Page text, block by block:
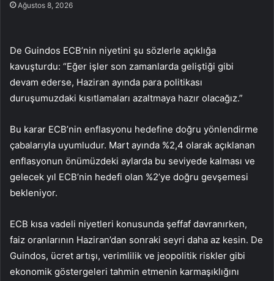
Ağustos 8, 2026
De Guindos ECB’nin niyetini şu sözlerle açıklığa
kavuşturdu: “Eğer işler son zamanlarda geliştiği gibi
devam ederse, Haziran ayında para politikası
duruşumuzdaki kısıtlamaları azaltmaya hazır olacağız.”
Bu karar ECB’nin enflasyonu hedefine doğru yönlendirme
çabalarıyla uyumludur. Mart ayında %2,4 olarak açıklanan
enflasyonun önümüzdeki aylarda bu seviyede kalması ve
gelecek yıl ECB’nin hedefi olan %2’ye doğru gevşemesi
bekleniyor.
ECB kısa vadeli niyetleri konusunda şeffaf davranırken,
faiz oranlarının Haziran’dan sonraki seyri daha az kesin. De
Guindos, ücret artışı, verimlilik ve jeopolitik riskler gibi
ekonomik göstergeleri tahmin etmenin karmaşıklığını